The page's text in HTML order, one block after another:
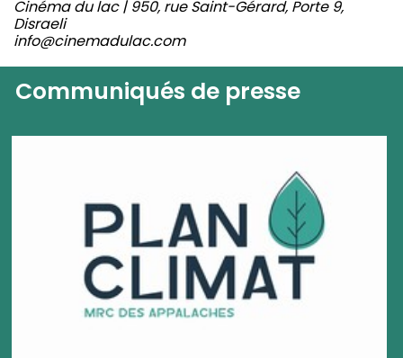
Cinéma du lac | 950, rue Saint-Gérard, Porte 9,
Disraeli
info@cinemadulac.com
Communiqués de presse